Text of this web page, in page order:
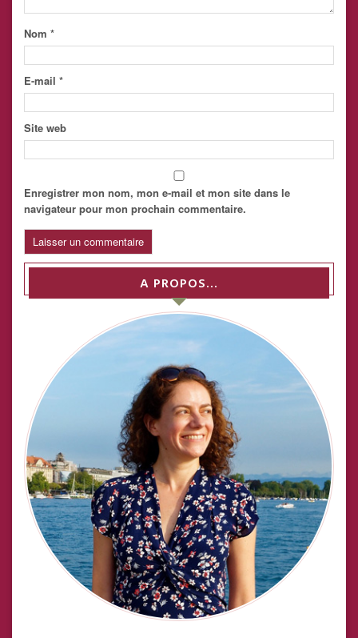
Nom *
E-mail *
Site web
Enregistrer mon nom, mon e-mail et mon site dans le
navigateur pour mon prochain commentaire.
A PROPOS…